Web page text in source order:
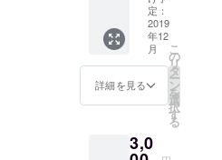
ンダー
・銀鏡
神社お
守り 以
上の二
点をお
届けし
ます。
10%・
送料込
定：
2019
年12
月
詳細を見る
こ
の
リ
タ
ー
ン
を
選
択
す
る
3,0